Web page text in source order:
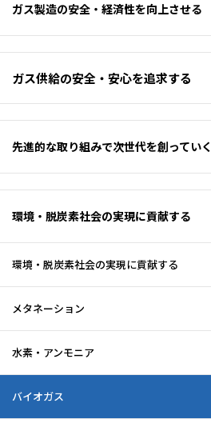
ガス製造の安全・経済性を向上させる
ガス供給の安全・安心を追求する
先進的な取り組みで次世代を創っていく
環境・脱炭素社会の実現に貢献する
環境・脱炭素社会の実現に貢献する
メタネーション
水素・アンモニア
バイオガス